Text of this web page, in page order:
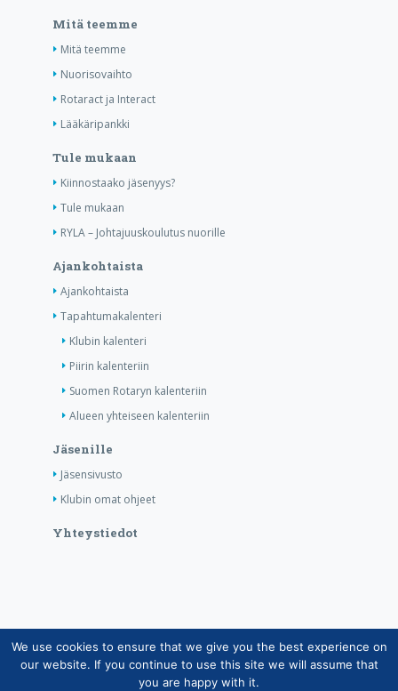
Mitä teemme
Mitä teemme
Nuorisovaihto
Rotaract ja Interact
Lääkäripankki
Tule mukaan
Kiinnostaako jäsenyys?
Tule mukaan
RYLA – Johtajuuskoulutus nuorille
Ajankohtaista
Ajankohtaista
Tapahtumakalenteri
Klubin kalenteri
Piirin kalenteriin
Suomen Rotaryn kalenteriin
Alueen yhteiseen kalenteriin
Jäsenille
Jäsensivusto
Klubin omat ohjeet
Yhteystiedot
Copyright © Suomen Rotarypalvelu ry 2026 |
Jäsentietojärjestelmän tietosuojaseloste|Henkilötietojen
We use cookies to ensure that we give you the best experience on
our website. If you continue to use this site we will assume that
you are happy with it.